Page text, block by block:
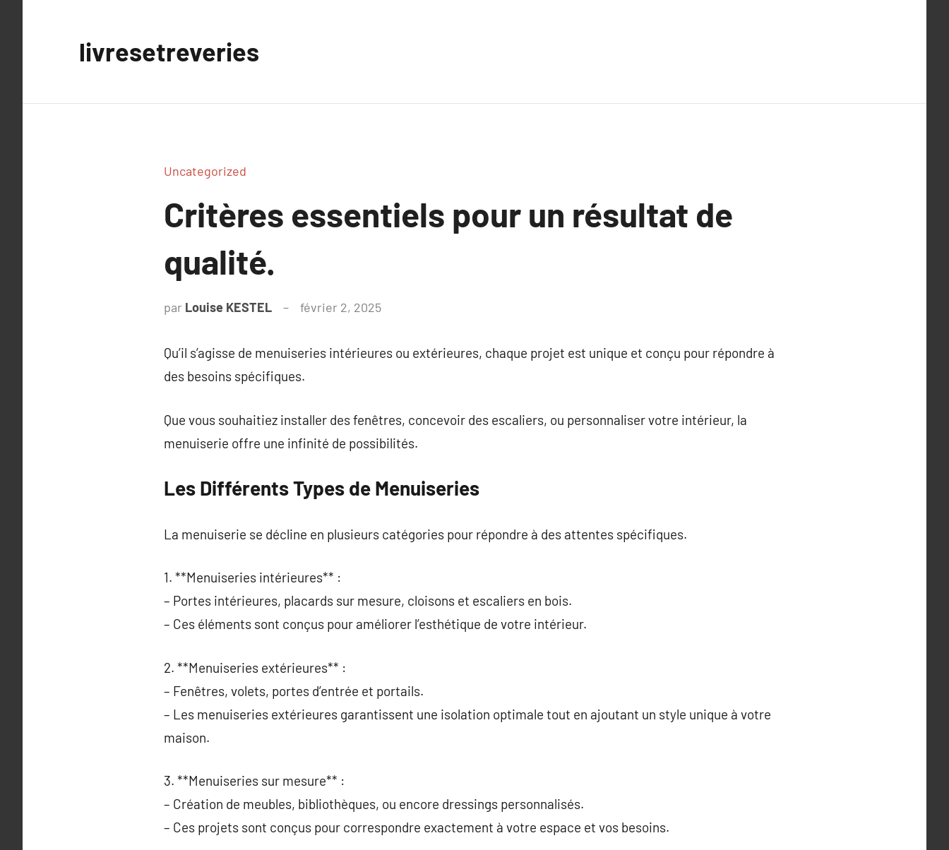
livresetreveries
Uncategorized
Critères essentiels pour un résultat de
qualité.
par Louise KESTEL février 2, 2025
Qu’il s’agisse de menuiseries intérieures ou extérieures, chaque projet est unique et conçu pour répondre à
des besoins spécifiques.
Que vous souhaitiez installer des fenêtres, concevoir des escaliers, ou personnaliser votre intérieur, la
menuiserie offre une infinité de possibilités.
Les Différents Types de Menuiseries
La menuiserie se décline en plusieurs catégories pour répondre à des attentes spécifiques.
1. **Menuiseries intérieures** :
– Portes intérieures, placards sur mesure, cloisons et escaliers en bois.
– Ces éléments sont conçus pour améliorer l’esthétique de votre intérieur.
2. **Menuiseries extérieures** :
– Fenêtres, volets, portes d’entrée et portails.
– Les menuiseries extérieures garantissent une isolation optimale tout en ajoutant un style unique à votre
maison.
3. **Menuiseries sur mesure** :
– Création de meubles, bibliothèques, ou encore dressings personnalisés.
– Ces projets sont conçus pour correspondre exactement à votre espace et vos besoins.